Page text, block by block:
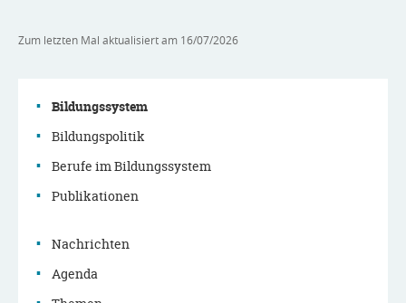
Zum letzten Mal aktualisiert am 16/07/2026
Navigationsmenü
Bildungssystem
Bildungspolitik
Berufe im Bildungssystem
Publikationen
Nachrichten
Agenda